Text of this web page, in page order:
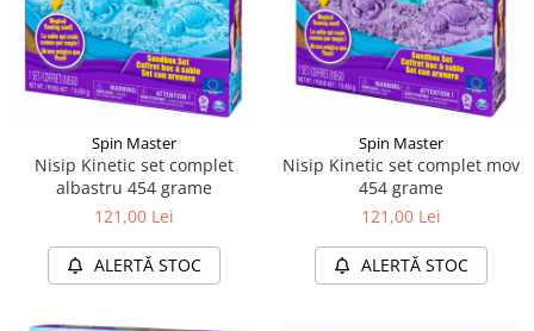
Spin Master
Nisip Kinetic set complet
albastru 454 grame
121,00 Lei
ALERTĂ STOC
Spin Master
Nisip Kinetic set complet mov
454 grame
121,00 Lei
ALERTĂ STOC